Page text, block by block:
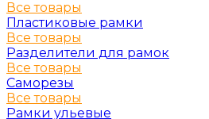
Все товары
Пластиковые рамки
Все товары
Разделители для рамок
Все товары
Саморезы
Все товары
Рамки ульевые